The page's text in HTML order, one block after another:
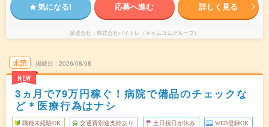
気になる! 応募へ進む 詳しく見る
派遣会社 株式会社バイトレ（キャムコムグループ）
未読
NEW
掲載日 2026/08/08
3ヵ月で79万円稼ぐ！病院で備品のチェックな
ど＊医療行為はナシ
職種未経験OK 交通費別途支給あり 土日祝日が休み WEB登録OK